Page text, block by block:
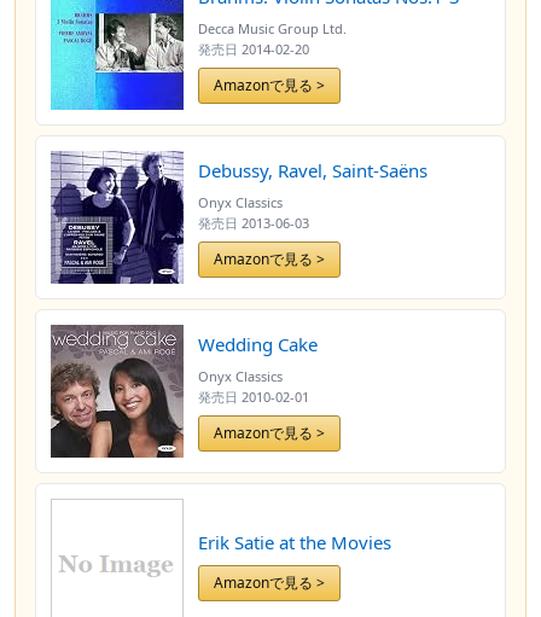
Decca Music Group Ltd.
発売日 2014-02-20
Amazonで見る >
Debussy, Ravel, Saint-Saëns
Onyx Classics
発売日 2013-06-03
Amazonで見る >
Wedding Cake
Onyx Classics
発売日 2010-02-01
Amazonで見る >
Erik Satie at the Movies
Amazonで見る >